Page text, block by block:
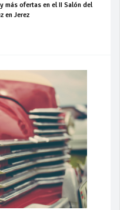
más ofertas en el II Salón del
en Jerez